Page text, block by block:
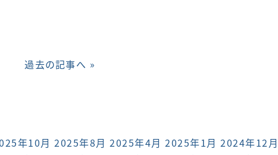
過去の記事へ »
年10月 2025年8月 2025年4月 2025年1月 2024年12月